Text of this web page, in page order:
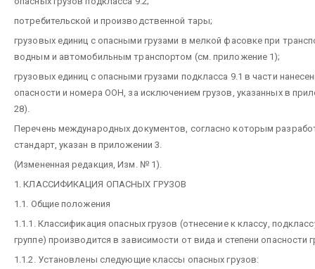
потребительской и производственной тары;
грузовых единиц с опасными грузами в мелкой фасовке при
водным и автомобильным транспортом (см. приложение 1);
грузовых единиц с опасными грузами подкласса 9.1 в части
опасности и номера ООН, за исключением грузов, указанных в
28).
Перечень международных документов, согласно которым
стандарт, указан в приложении 3.
(Измененная редакция, Изм. № 1).
1. КЛАССИФИКАЦИЯ ОПАСНЫХ ГРУЗОВ
1.1. Общие положения
1.1.1. Классификация опасных грузов (отнесение к классу,
группе) производится в зависимости от вида и степени опасности
1.1.2. Установлены следующие классы опасных грузов: